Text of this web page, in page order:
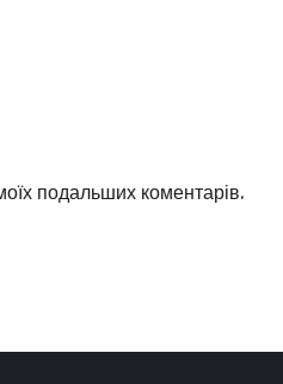
подальших коментарів.